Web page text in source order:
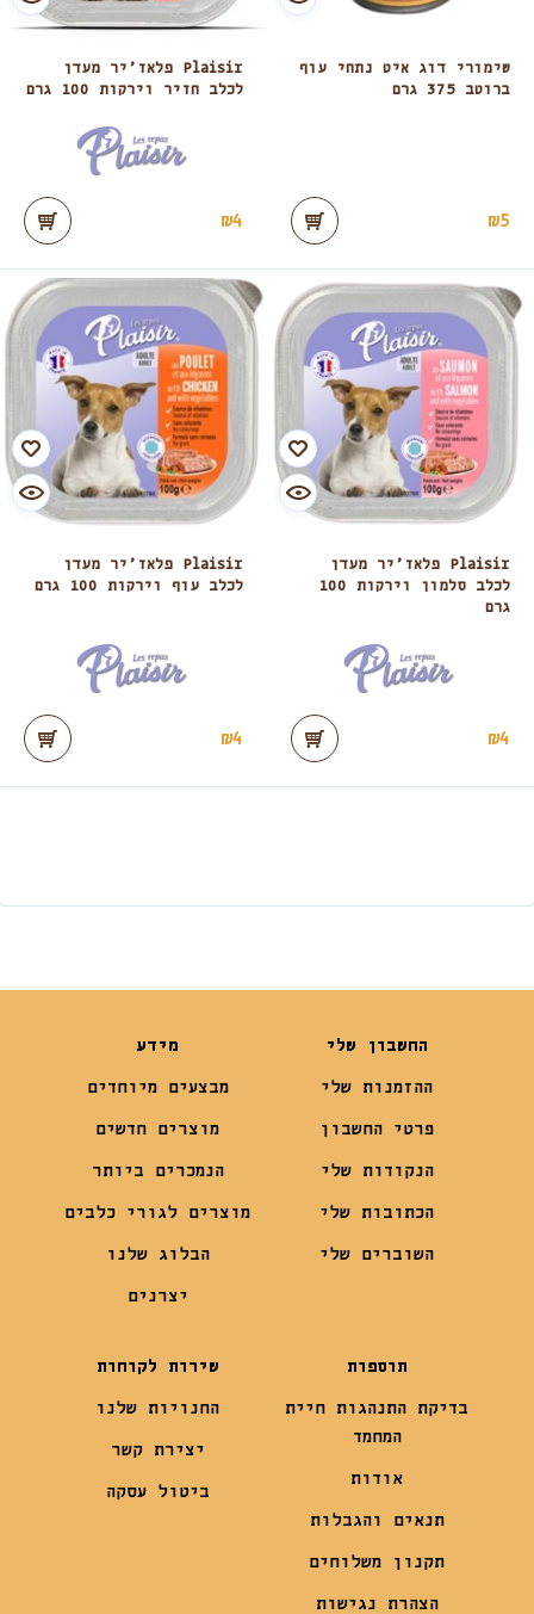
שימורי דוג איט נתחי עוף
ברוטב 375 גרם
₪5
Plaisir פלאז’יר מעדן
לכלב חזיר וירקות 100 גרם
₪4
Plaisir פלאז’יר מעדן
לכלב סלמון וירקות 100
גרם
₪4
Plaisir פלאז’יר מעדן
לכלב עוף וירקות 100 גרם
₪4
החשבון שלי
ההזמנות שלי
פרטי החשבון
הנקודות שלי
הכתובות שלי
השוברים שלי
מידע
מבצעים מיוחדים
מוצרים חדשים
הנמכרים ביותר
מוצרים לגורי כלבים
הבלוג שלנו
יצרנים
תוספות
בדיקת התנהגות חיית
המחמד
אודות
תנאים והגבלות
תקנון משלוחים
הצהרת נגישות
שירות לקוחות
החנויות שלנו
יצירת קשר
ביטול עסקה